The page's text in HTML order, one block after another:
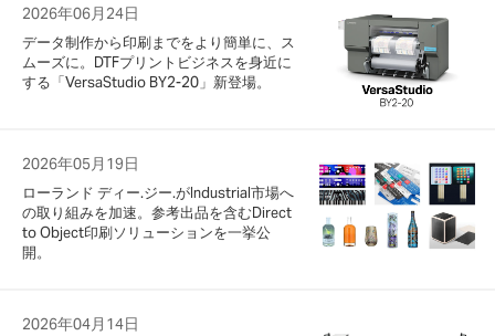
2026年06月24日
データ制作から印刷までをより簡単に、ス
ムーズに。DTFプリントビジネスを身近に
する「VersaStudio BY2-20」新登場。
2026年05月19日
ローランド ディー.ジー.がIndustrial市場へ
の取り組みを加速。参考出品を含むDirect
to Object印刷ソリューションを一挙公
開。
2026年04月14日